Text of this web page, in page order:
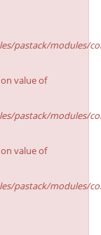
pastack/modules/
value of
pastack/modules/
value of
pastack/modules/